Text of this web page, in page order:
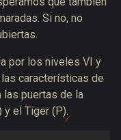
Si no, no
por los niveles VI y
características de
las puertas de la
y el Tiger (P).